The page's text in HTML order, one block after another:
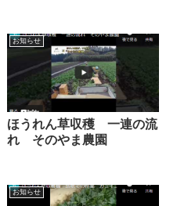
お知らせ
ほうれん草収穫 一連の流
れ そのやま農園
お知らせ